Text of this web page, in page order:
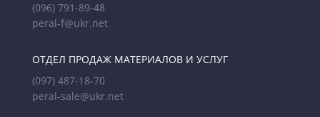
(096) 791-89-48
peral-f@ukr.net
ОТДЕЛ ПРОДАЖ МАТЕРИАЛОВ И УСЛУГ
(097) 487-18-70
peral-sale@ukr.net